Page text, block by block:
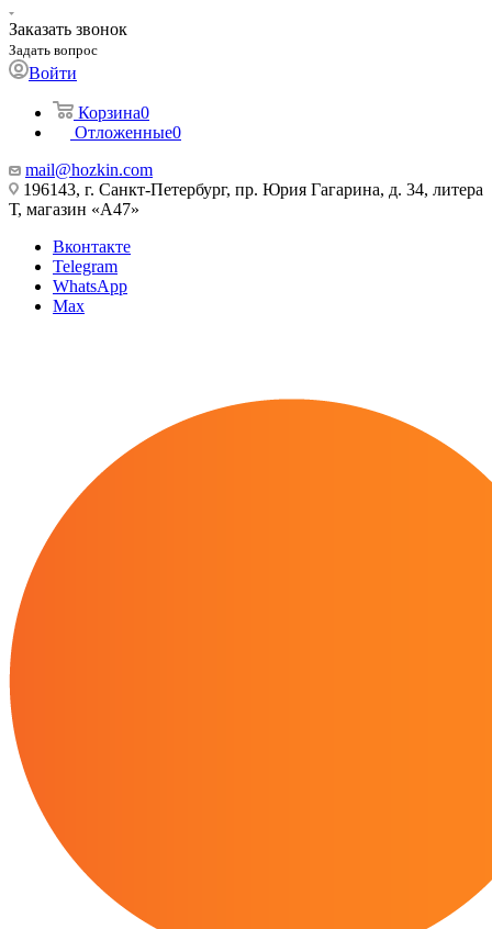
Заказать звонок
Задать вопрос
Войти
Корзина0
Отложенные0
mail@hozkin.com
196143, г. Санкт-Петербург, пр. Юрия Гагарина, д. 34, литера
Т, магазин «А47»
Вконтакте
Telegram
WhatsApp
Max